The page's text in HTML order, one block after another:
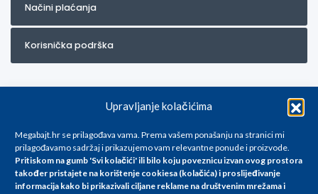
Upravljanje kolačićima
Megabajt.hr se prilagođava vama. Prema vašem ponašanju na stranici mi
prilagođavamo sadržaj i prikazujemo vam relevantne ponude i proizvode.
Pritiskom na gumb 'Svi kolačići' ili bilo koju poveznicu izvan ovog prostora
također pristajete na korištenje cookiesa (kolačića) i proslijeđivanje
informacija kako bi prikazivali ciljane reklame na društvenim mrežama i
Načini plaćanja
Korisnička podrška
Za artikle kojih trenutno nema u ponudi obratite nam se na
info@megabajt.hr. Sve cijene su informativnog karaktera i podložne su